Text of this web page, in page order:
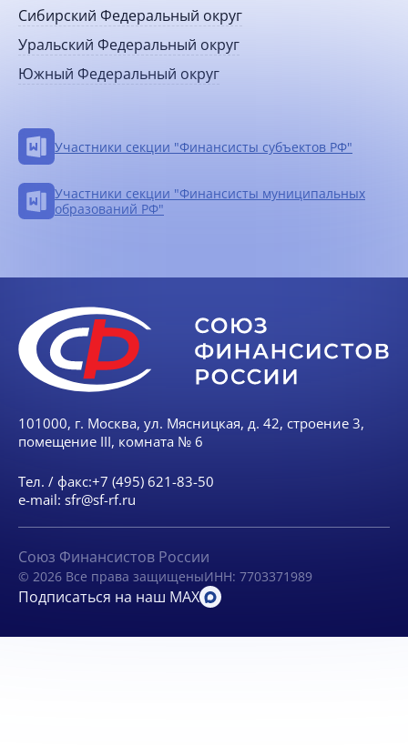
Сибирский Федеральный округ
Уральский Федеральный округ
Южный Федеральный округ
Участники секции "Финансисты субъектов РФ"
Участники секции "Финансисты муниципальных
образований РФ"
101000, г. Москва, ул. Мясницкая, д. 42, строение 3,
помещение III, комната № 6
Тел. / факс:+7 (495) 621-83-50
e-mail: sfr@sf-rf.ru
Союз Финансистов России
© 2026 Все права защищеныИНН: 7703371989
Подписаться на наш MAX